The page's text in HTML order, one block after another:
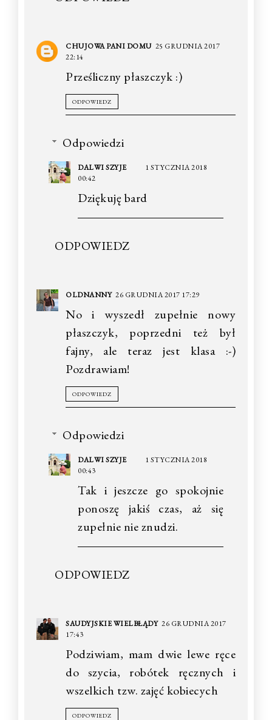
CHUJOWA PANI DOMU 25 GRUDNIA 2017
22:14
Prześliczny płaszczyk :)
ODPOWIEDZ
Odpowiedzi
DALWI SZYJE
1 STYCZNIA 2018
00:42
Dziękuję bard
ODPOWIEDZ
OLDNANNY 26 GRUDNIA 2017 17:29
No i wyszedł zupełnie nowy
płaszczyk, poprzedni też był
fajny, ale teraz jest klasa :-)
Pozdrawiam!
ODPOWIEDZ
Odpowiedzi
DALWI SZYJE
1 STYCZNIA 2018
00:43
Tak i jeszcze go spokojnie
ponoszę jakiś czas, aż się
zupełnie nie znudzi.
ODPOWIEDZ
SAUDYJSKIE WIELBŁĄDY 26 GRUDNIA 2017
17:43
Podziwiam, mam dwie lewe ręce
do szycia, robótek ręcznych i
wszelkich tzw. zajęć kobiecych
ODPOWIEDZ